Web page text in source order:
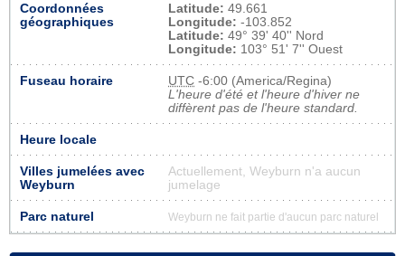
Coordonnées
géographiques
Latitude: 49.661
Longitude: -103.852
Latitude: 49° 39' 40'' Nord
Longitude: 103° 51' 7'' Ouest
Fuseau horaire UTC -6:00 (America/Regina)
L'heure d'été et l'heure d'hiver ne
diffèrent pas de l'heure standard.
Heure locale
Villes jumelées avec
Weyburn
Actuellement, Weyburn n'a aucun
jumelage
Parc naturel Weyburn ne fait partie d'aucun parc naturel